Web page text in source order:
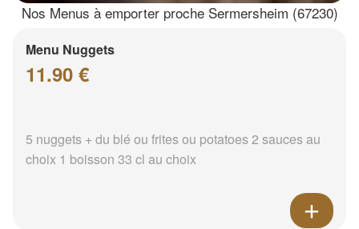
Nos Menus à emporter proche Sermersheim (67230)
Menu Nuggets
11.90 €
5 nuggets + du blé ou frites ou potatoes 2 sauces au
choix 1 boisson 33 cl au choix